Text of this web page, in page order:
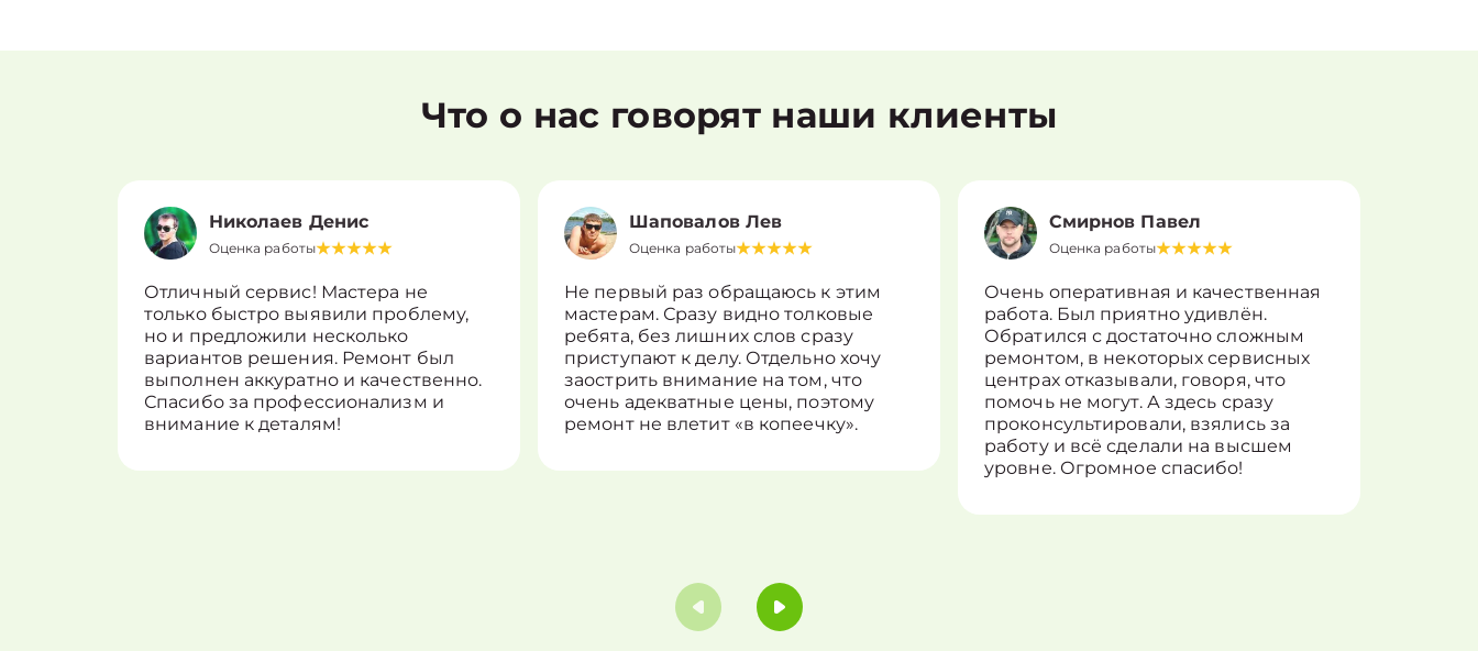
Что о нас говорят наши клиенты
Николаев Денис
Оценка работы
Отличный сервис! Мастера не
только быстро выявили проблему,
но и предложили несколько
вариантов решения. Ремонт был
выполнен аккуратно и качественно.
Спасибо за профессионализм и
внимание к деталям!
Шаповалов Лев
Оценка работы
Не первый раз обращаюсь к этим
мастерам. Сразу видно толковые
ребята, без лишних слов сразу
приступают к делу. Отдельно хочу
заострить внимание на том, что
очень адекватные цены, поэтому
ремонт не влетит «в копеечку».
Смирнов Павел
Оценка работы
Очень оперативная и качественная
работа. Был приятно удивлён.
Обратился с достаточно сложным
ремонтом, в некоторых сервисных
центрах отказывали, говоря, что
помочь не могут. А здесь сразу
проконсультировали, взялись за
работу и всё сделали на высшем
уровне. Огромное спасибо!